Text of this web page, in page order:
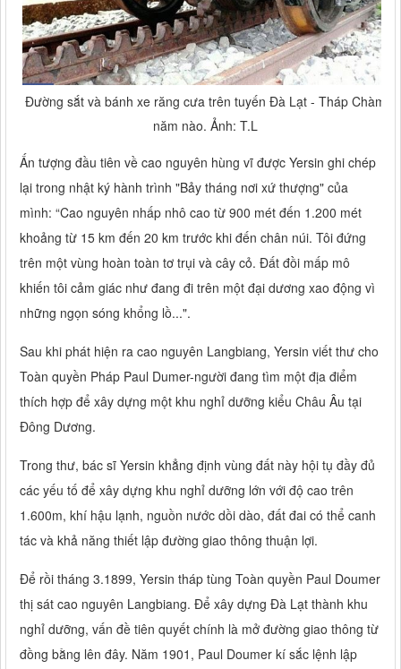
Đường sắt và bánh xe răng cưa trên tuyến Đà Lạt - Tháp Chàm
năm nào. Ảnh: T.L
Ấn tượng đầu tiên về cao nguyên hùng vĩ được Yersin ghi chép
lại trong nhật ký hành trình "Bảy tháng nơi xứ thượng" của
mình: “Cao nguyên nhấp nhô cao từ 900 mét đến 1.200 mét
khoảng từ 15 km đến 20 km trước khi đến chân núi. Tôi đứng
trên một vùng hoàn toàn tơ trụi và cây cỏ. Đất đồi mấp mô
khiến tôi cảm giác như đang đi trên một đại dương xao động vì
những ngọn sóng khổng lồ...".
Sau khi phát hiện ra cao nguyên Langbiang, Yersin viết thư cho
Toàn quyền Pháp Paul Dumer-người đang tìm một địa điểm
thích hợp để xây dựng một khu nghỉ dưỡng kiểu Châu Âu tại
Đông Dương.
Trong thư, bác sĩ Yersin khẳng định vùng đất này hội tụ đầy đủ
các yếu tố để xây dựng khu nghỉ dưỡng lớn với độ cao trên
1.600m, khí hậu lạnh, nguồn nước dồi dào, đất đai có thể canh
tác và khả năng thiết lập đường giao thông thuận lợi.
Để rồi tháng 3.1899, Yersin tháp tùng Toàn quyền Paul Doumer
thị sát cao nguyên Langbiang. Để xây dựng Đà Lạt thành khu
nghỉ dưỡng, vấn đề tiên quyết chính là mở đường giao thông từ
đồng bằng lên đây. Năm 1901, Paul Doumer kí sắc lệnh lập